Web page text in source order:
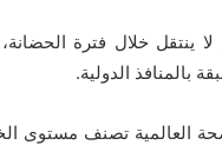
ينتقل خلال فترة
بالمنافذ الدولية.
العالمية تصنف مستوى